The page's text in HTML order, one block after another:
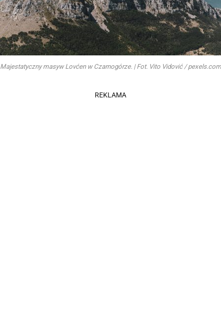
Majestatyczny masyw Lovćen w Czarnogórze. | Fot. Vito Vidović / pexels.com
REKLAMA